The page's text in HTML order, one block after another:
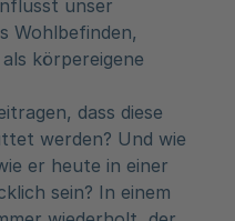
unser
Wohlbefinden,
körpereigene
dass diese
werden? Und wie
er heute in einer
sein? In einem